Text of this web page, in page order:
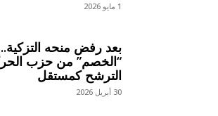
1 مايو 2026
بعد رفض منحه
“الخصم” من حزب
الترشح كمستقل
30 أبريل 2026